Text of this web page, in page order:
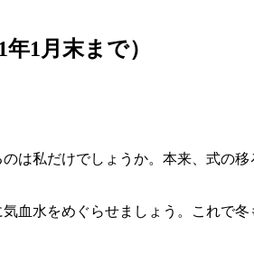
1月末まで）
私だけでしょうか。本来、式の
血水をめぐらせましょう。これで冬